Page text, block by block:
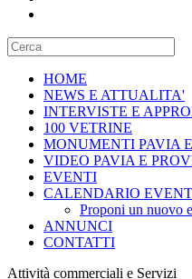
HOME
NEWS E ATTUALITA'
INTERVISTE E
100 VETRINE
MONUMENTI PAVIA
VIDEO PAVIA E
EVENTI
CALENDARIO
Proponi un nuovo
ANNUNCI
CONTATTI
Attività commerciali e Servizi